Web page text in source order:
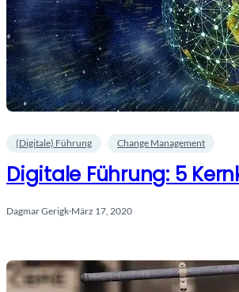
(Digitale) Führung Change Management
Digitale Führung: 5
Dagmar Gerigk·März 17, 2020